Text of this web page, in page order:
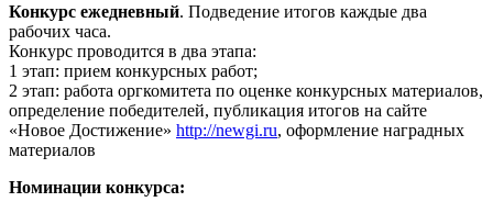
Конкурс ежедневный. Подведение итогов каждые два
рабочих часа.
Конкурс проводится в два этапа:
1 этап: прием конкурсных работ;
2 этап: работа оргкомитета по оценке конкурсных материалов,
определение победителей, публикация итогов на сайте
«Новое Достижение» http://newgi.ru, оформление наградных
материалов
Номинации конкурса: